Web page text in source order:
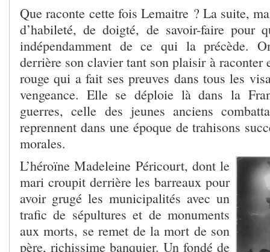
Que raconte cette fois Lemaitre ? La suite,
d’habileté, de doigté, de savoir-faire pour
indépendamment de ce qui la précède.
derrière son clavier tant son plaisir à raconter
rouge qui a fait ses preuves dans tous les
vengeance. Elle se déploie là dans la
guerres, celle des jeunes anciens
reprennent dans une époque de trahisons
morales.
L’héroïne Madeleine Péricourt, dont le
mari croupit derrière les barreaux pour
avoir grugé les municipalités avec un
trafic de sépultures et de monuments
aux morts, se remet de la mort de son
père, richissime banquier. Un fondé de